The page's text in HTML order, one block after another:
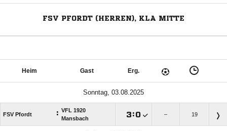
FSV PFORDT (HERREN), KLA MITTE
Heim Gast Erg.
Sonntag, 03.08.2025
FSV Pfordt : VFL 1920
Mansbach
: – 19